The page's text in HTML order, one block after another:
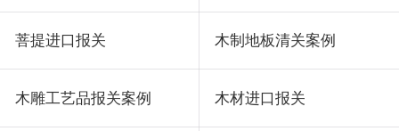
菩提进口报关 木制地板清关案例
木雕工艺品报关案例 木材进口报关